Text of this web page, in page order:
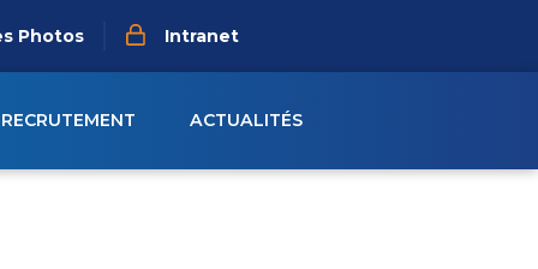
Photos Intranet
RECRUTEMENT ACTUALITÉS